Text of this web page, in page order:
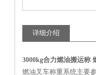
详细介绍
3000kg合力燃油搬运称
燃油叉车称重系统主要